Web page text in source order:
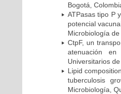
Bogotá,
ATPasas tipo P
potencial
Microbiología
CtpF, un
atenuación
Universitarios
Lipid
tuberculosis
Microbiología,